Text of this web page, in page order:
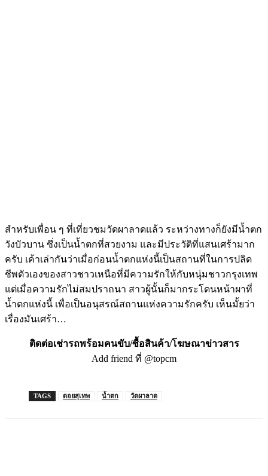
สำหรับเพื่อน ๆ ที่เที่ยวชมวัดผาลาดแล้ว ระหว่างทางก็ยังมีน้ำตก
วังบัวบาน ซึ่งเป็นน้ำตกที่สวยงาม และมีประวัติที่แสนเศร้ามาก
ครับ เค้าเล่ากันว่าเมื่อก่อนน้ำตกแห่งนี้เป็นสถานที่ในการปลิด
ชีพตัวเองของสาวชาวเหนือที่มีความรักให้กับหนุ่มชาวกรุงเทพ
แต่เมื่อความรักไม่สมปราถนา สาวผู้นั้นก็มากระโดนหน้าผาที่
น้ำตกแห่งนี้ เพื่อเป็นอนุสรณ์สถานแห่งความรักครับ เห็นมั้ยว่า
เรื่องมันเศร้า…
ติดต่อเช่ารถพร้อมคนขับ/ซื้อสินค้า/โฆษณาข่าวสาร
Add friend ที่ @topcm
TAGS ดอยสุเทพ น้ำตก วัดผาลาด